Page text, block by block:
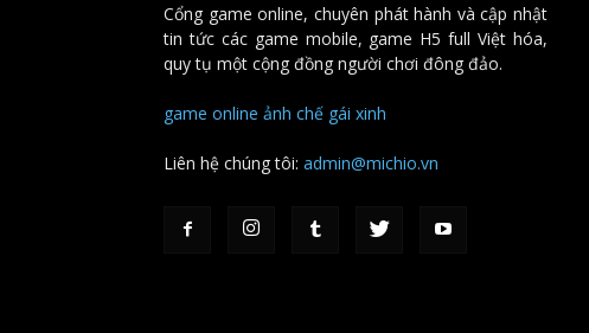
Cổng game online, chuyên phát hành và cập nhật
tin tức các game mobile, game H5 full Việt hóa,
quy tụ một cộng đồng người chơi đông đảo.
game online ảnh chế gái xinh
Liên hệ chúng tôi: admin@michio.vn